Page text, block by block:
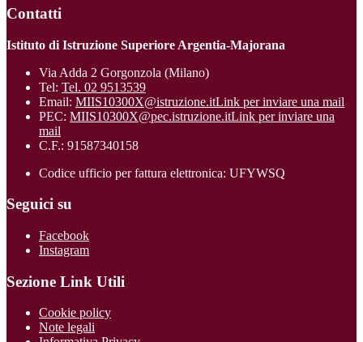
Contatti
Istituto di Istruzione Superiore Argentia-Majorana
Via Adda 2 Gorgonzola (Milano)
Tel: Tel. 02 9513539
Email: MIIS10300X@istruzione.itLink per inviare una mail
PEC: MIIS10300X@pec.istruzione.itLink per inviare una
mail
C.F.: 91587340158
Codice ufficio per fattura elettronica: UFYWSQ
Seguici su
Facebook
Instagram
Sezione Link Utili
Cookie policy
Note legali